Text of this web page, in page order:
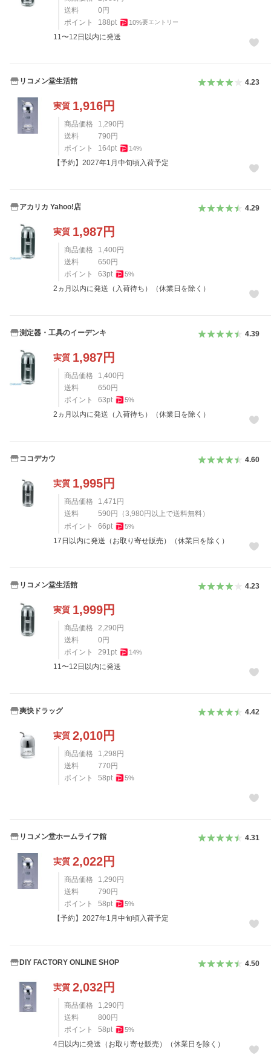
送料
0 円
ポイント
188pt 10%要エントリー
11〜12日以内に発送
リコメン堂生活館 4.23
実質 1,916円
商品価格 1,290 円
送料
790 円
ポイント
164pt 14%
【予約】2027年1月中旬頃入荷予定
アカリカ Yahoo!店 4.29
実質 1,987円
商品価格 1,400 円
送料
650 円
ポイント
63pt 5%
2ヵ月以内に発送（入荷待ち）（休業日を除く）
測定器・工具のイーデンキ 4.39
実質 1,987円
商品価格 1,400 円
送料
650 円
ポイント
63pt 5%
2ヵ月以内に発送（入荷待ち）（休業日を除く）
ココデカウ 4.60
実質 1,995円
商品価格 1,471 円
送料
590 円 （3,980 円以上で送料無料）
ポイント
66pt 5%
17日以内に発送（お取り寄せ販売）（休業日を除く）
リコメン堂生活館 4.23
実質 1,999円
商品価格 2,290 円
送料
0 円
ポイント
291pt 14%
11〜12日以内に発送
爽快ドラッグ 4.42
実質 2,010円
商品価格 1,298 円
送料
770 円
ポイント
58pt 5%
リコメン堂ホームライフ館 4.31
実質 2,022円
商品価格 1,290 円
送料
790 円
ポイント
58pt 5%
【予約】2027年1月中旬頃入荷予定
DIY FACTORY ONLINE SHOP 4.50
実質 2,032円
商品価格 1,290 円
送料
800 円
ポイント
58pt 5%
4日以内に発送（お取り寄せ販売）（休業日を除く）